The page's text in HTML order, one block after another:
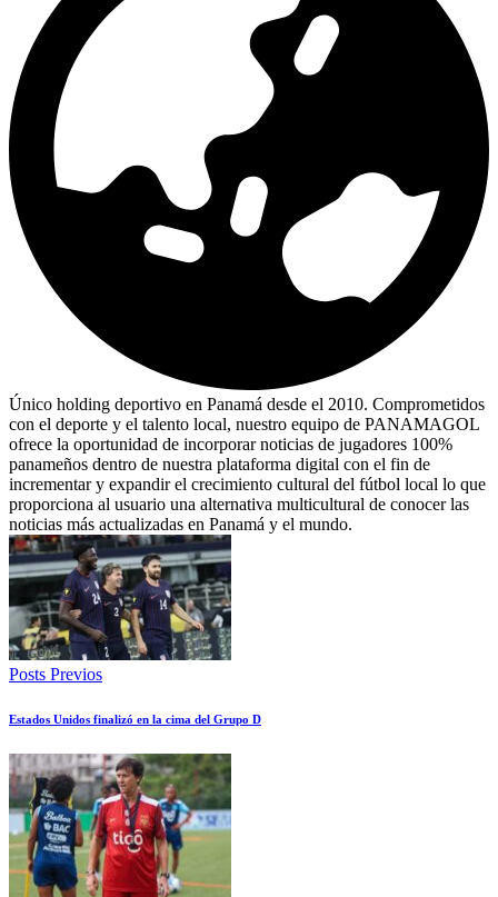
Único holding deportivo en Panamá desde el 2010. Comprometidos
con el deporte y el talento local, nuestro equipo de PANAMAGOL
ofrece la oportunidad de incorporar noticias de jugadores 100%
panameños dentro de nuestra plataforma digital con el fin de
incrementar y expandir el crecimiento cultural del fútbol local lo que
proporciona al usuario una alternativa multicultural de conocer las
noticias más actualizadas en Panamá y el mundo.
Posts Previos
Estados Unidos finalizó en la cima del Grupo D